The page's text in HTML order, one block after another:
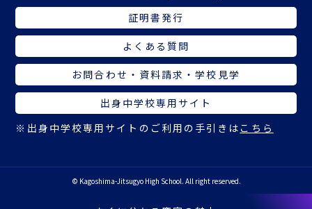
証明書発行
よくある質問
お問合わせ・資料請求・学校見学
出身中学校専用サイト
※出身中学校専用サイトのご利用の手引きは こちら
© Kagoshima-Jitsugyo High School. All right reserved.